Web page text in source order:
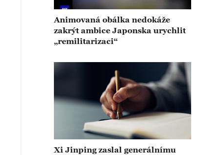
Animovaná obálka nedokáže
zakrýt ambice Japonska urychlit
„remilitarizaci“
Xi Jinping zaslal generálnímu